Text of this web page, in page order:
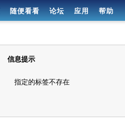
随便看看 论坛 应用 帮助
信息提示
指定的标签不存在